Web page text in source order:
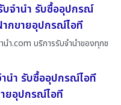
บจำนำ รับซื้ออุปกรณ์
ากขายอุปกรณ์ไอที
นํา.com บริการรับจำนำของทุกช
นำ รับซื้ออุปกรณ์ไอที
ยอุปกรณ์ไอที